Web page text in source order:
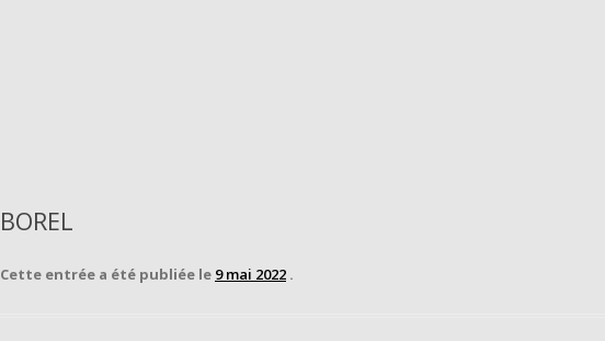
BOREL
Cette entrée a été publiée le 9 mai 2022 .